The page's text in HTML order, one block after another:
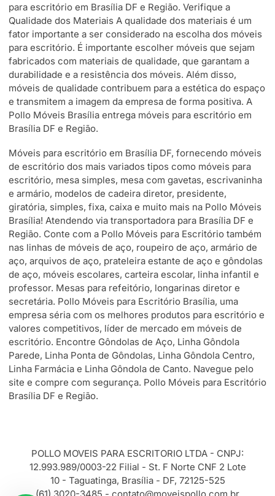
para escritório em Brasília DF e Região. Verifique a
Qualidade dos Materiais A qualidade dos materiais é um
fator importante a ser considerado na escolha dos móveis
para escritório. É importante escolher móveis que sejam
fabricados com materiais de qualidade, que garantam a
durabilidade e a resistência dos móveis. Além disso,
móveis de qualidade contribuem para a estética do espaço
e transmitem a imagem da empresa de forma positiva. A
Pollo Móveis Brasília entrega móveis para escritório em
Brasília DF e Região.
Móveis para escritório em Brasília DF, fornecendo móveis
de escritório dos mais variados tipos como móveis para
escritório, mesa simples, mesa com gavetas, escrivaninha
e armário, modelos de cadeira diretor, presidente,
giratória, simples, fixa, caixa e muito mais na Pollo Móveis
Brasília! Atendendo via transportadora para Brasília DF e
Região. Conte com a Pollo Móveis para Escritório também
nas linhas de móveis de aço, roupeiro de aço, armário de
aço, arquivos de aço, prateleira estante de aço e gôndolas
de aço, móveis escolares, carteira escolar, linha infantil e
professor. Mesas para refeitório, longarinas diretor e
secretária. Pollo Móveis para Escritório Brasília, uma
empresa séria com os melhores produtos para escritório e
valores competitivos, líder de mercado em móveis de
escritório. Encontre Gôndolas de Aço, Linha Gôndola
Parede, Linha Ponta de Gôndolas, Linha Gôndola Centro,
Linha Farmácia e Linha Gôndola de Canto. Navegue pelo
site e compre com segurança. Pollo Móveis para Escritório
Brasília DF e Região.
POLLO MOVEIS PARA ESCRITORIO LTDA - CNPJ:
12.993.989/0003-22 Filial - St. F Norte CNF 2 Lote
10 - Taguatinga, Brasília - DF, 72125-525